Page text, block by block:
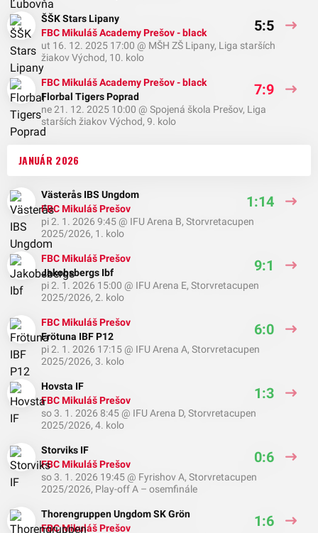
ŠŠK Stars Lipany
FBC Mikuláš Academy Prešov - black
5:5
ut 16. 12. 2025 17:00 @ MŠH ZŠ Lipany, Liga starších
žiakov Východ, 10. kolo
FBC Mikuláš Academy Prešov - black
Florbal Tigers Poprad
7:9
ne 21. 12. 2025 10:00 @ Spojená škola Prešov, Liga
starších žiakov Východ, 9. kolo
JANUÁR 2026
Västerås IBS Ungdom
FBC Mikuláš Prešov
1:14
pi 2. 1. 2026 9:45 @ IFU Arena B, Storvretacupen
2025/2026, 1. kolo
FBC Mikuláš Prešov
Jakobsbergs Ibf
9:1
pi 2. 1. 2026 15:00 @ IFU Arena E, Storvretacupen
2025/2026, 2. kolo
FBC Mikuláš Prešov
Frötuna IBF P12
6:0
pi 2. 1. 2026 17:15 @ IFU Arena A, Storvretacupen
2025/2026, 3. kolo
Hovsta IF
FBC Mikuláš Prešov
1:3
so 3. 1. 2026 8:45 @ IFU Arena D, Storvretacupen
2025/2026, 4. kolo
Storviks IF
FBC Mikuláš Prešov
0:6
so 3. 1. 2026 19:45 @ Fyrishov A, Storvretacupen
2025/2026, Play-off A – osemfinále
Thorengruppen Ungdom SK Grön
FBC Mikuláš Prešov
1:6